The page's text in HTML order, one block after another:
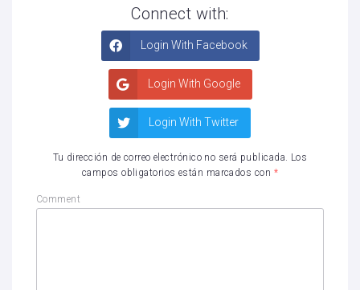
Connect with:
Login With Facebook
Login With Google
Login With Twitter
Tu dirección de correo electrónico no será publicada.
Los
campos obligatorios están marcados con *
Comment